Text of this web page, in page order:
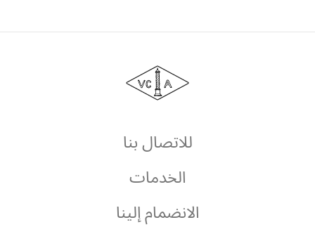
فان
كليف
آربلز
للاتصال بنا
الخدمات
الانضمام إلينا